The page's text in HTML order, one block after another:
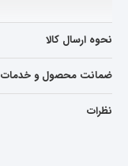
نحوه ارسال کالا
ضمانت محصول و خدمات
نظرات